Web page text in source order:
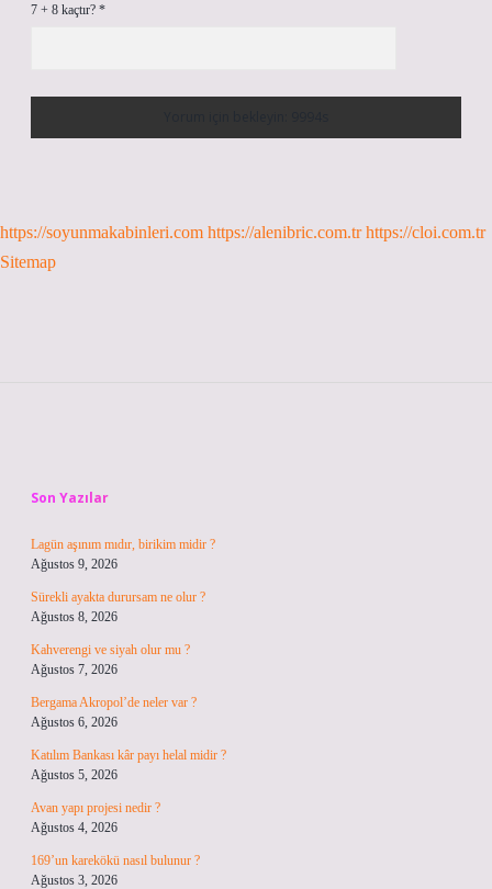
7 + 8 kaçtır? *
https://soyunmakabinleri.com https://alenibric.com.tr https://cloi.com.tr
Sitemap
Son Yazılar
Lagün aşınım mıdır, birikim midir ?
Ağustos 9, 2026
Sürekli ayakta durursam ne olur ?
Ağustos 8, 2026
Kahverengi ve siyah olur mu ?
Ağustos 7, 2026
Bergama Akropol’de neler var ?
Ağustos 6, 2026
Katılım Bankası kâr payı helal midir ?
Ağustos 5, 2026
Avan yapı projesi nedir ?
Ağustos 4, 2026
169’un karekökü nasıl bulunur ?
Ağustos 3, 2026